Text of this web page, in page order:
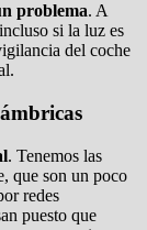
problema. A
si la luz es
del coche
. Tenemos las
que son un poco
redes
puesto que